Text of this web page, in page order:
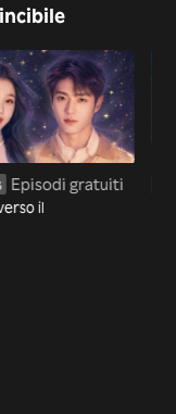
Episodi gratuiti
il